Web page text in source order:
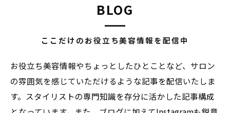
BLOG
ここだけのお役立ち美容情報を配信中
お役立ち美容情報やちょっとしたひとことなど、サロン
の雰囲気を感じていただけるような記事を配信いたしま
す。スタイリストの専門知識を存分に活かした記事構成